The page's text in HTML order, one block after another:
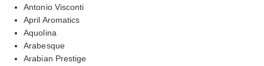
Antonio Visconti
April Aromatics
Aquolina
Arabesque
Arabian Prestige